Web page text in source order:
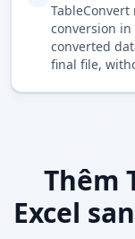
conversion in
converted
final file,
Thêm
Excel